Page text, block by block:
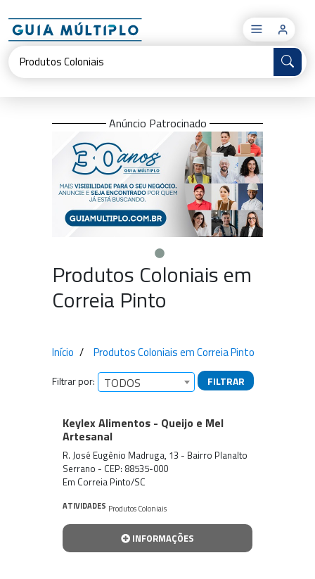
×
Anúncio Patrocinado
Produtos Coloniais em
Correia Pinto
Início Produtos Coloniais em Correia Pinto
Filtrar por: TODOS FILTRAR
Empresas encontradas
Keylex Alimentos - Queijo e Mel
Artesanal
R. José Eugênio Madruga, 13 - Bairro Planalto
Serrano - CEP: 88535-000
Em Correia Pinto/SC
ATIVIDADES Produtos Coloniais
INFORMAÇÕES